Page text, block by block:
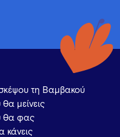
τη Βαμβακού
θα μείνεις
θα φας
κάνεις